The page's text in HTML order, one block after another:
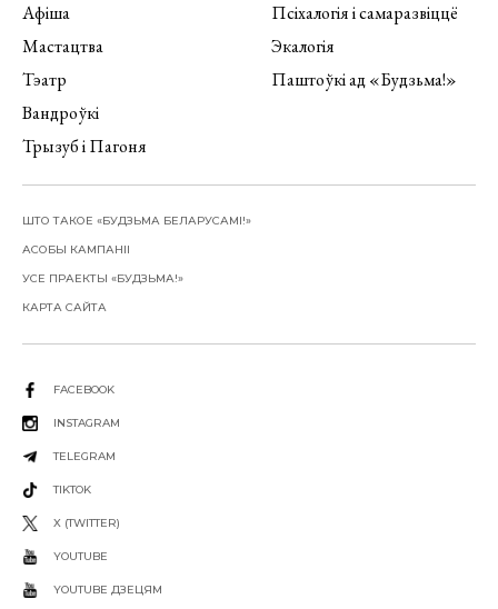
Афіша
Мастацтва
Тэатр
Вандроўкі
Трызуб і Пагоня
Псіхалогія і самаразвіццё
Экалогія
Паштоўкі ад «Будзьма!»
ШТО ТАКОЕ «БУДЗЬМА БЕЛАРУСАМІ!»
АСОБЫ КАМПАНІІ
УСЕ ПРАЕКТЫ «БУДЗЬМА!»
КАРТА САЙТА
FACEBOOK
INSTAGRAM
TELEGRAM
TIKTOK
X (TWITTER)
YOUTUBE
YOUTUBE ДЗЕЦЯМ